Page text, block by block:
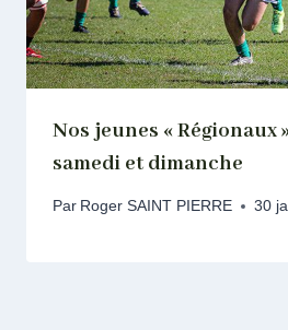
Nos jeunes « Régionaux
samedi et dimanche
Par Roger SAINT PIERRE 30